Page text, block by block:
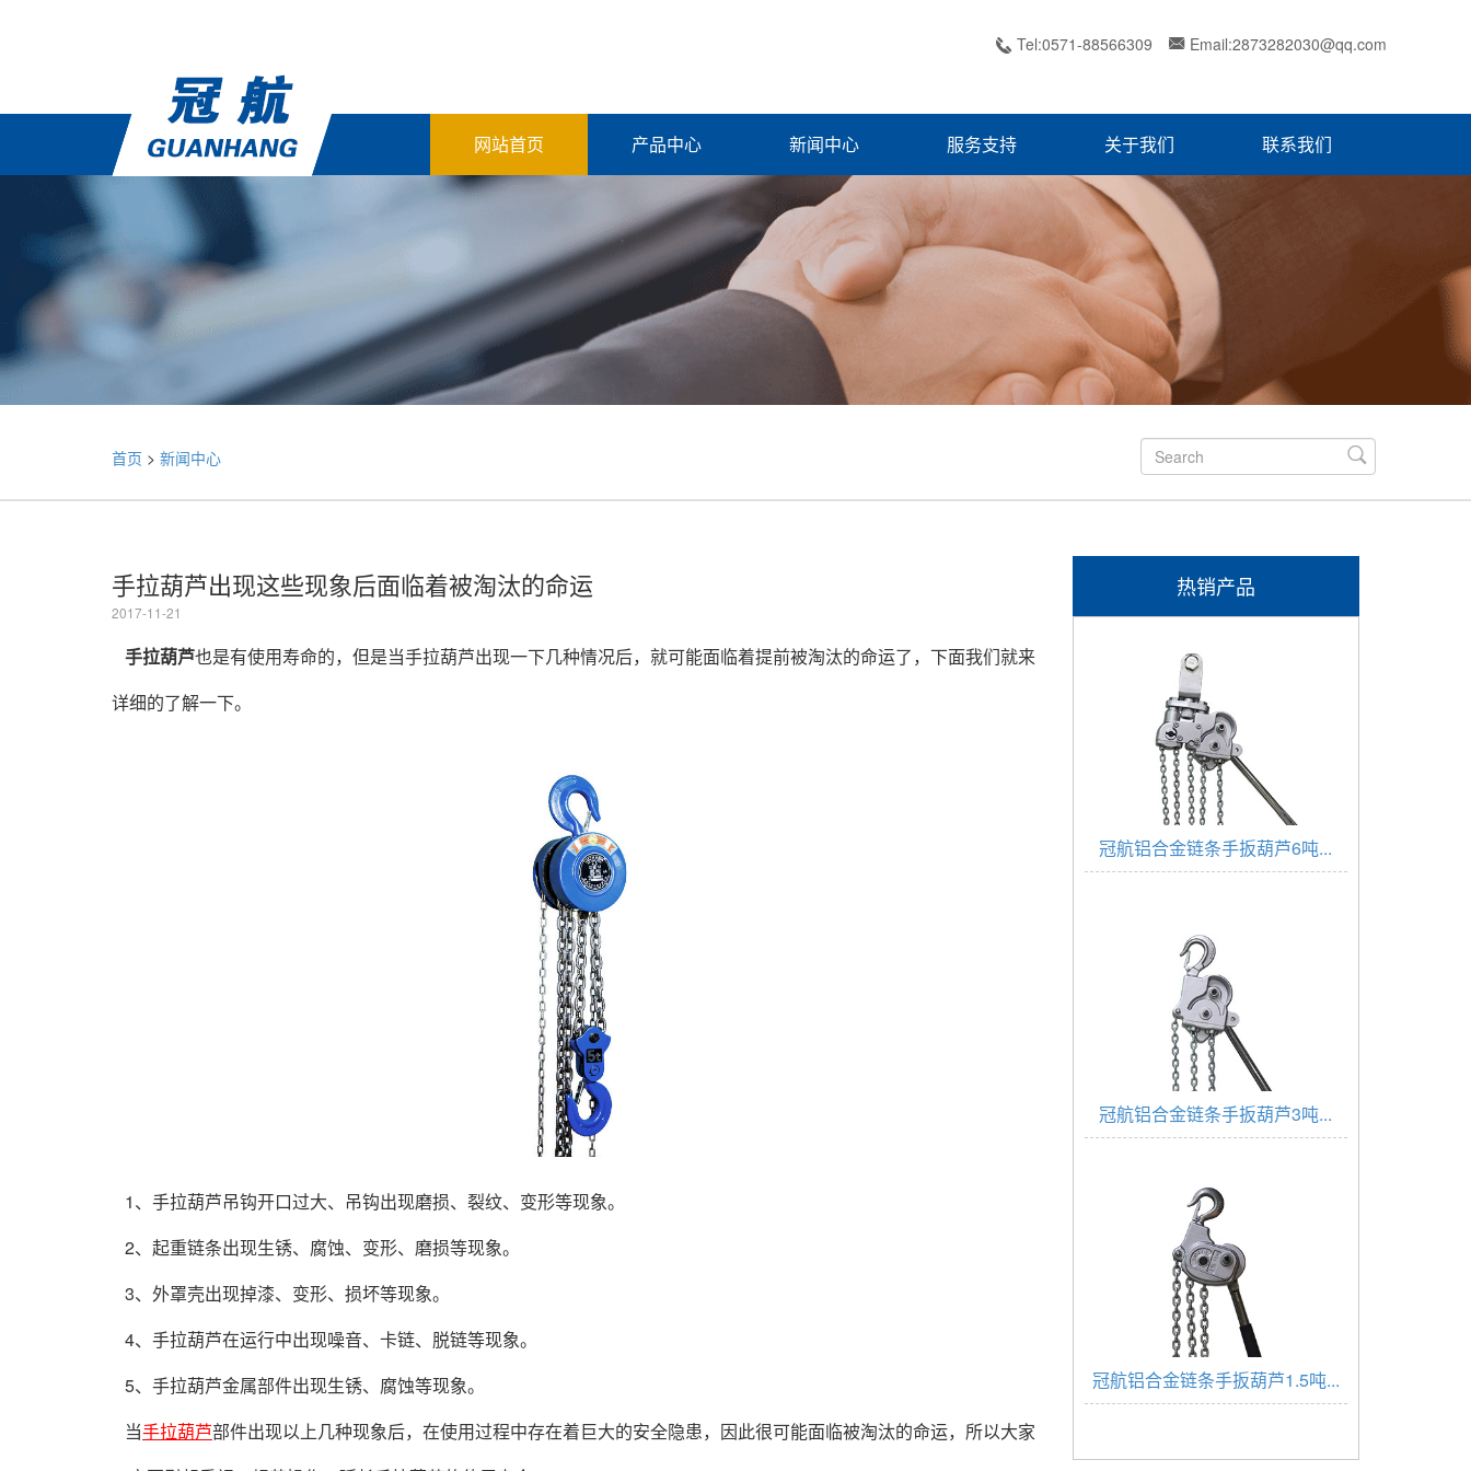
 Tel:0571-88566309  Email:2873282030@qq.com
网站首页 产品中心 新闻中心 服务支持 关于我们 联系我们
首页 > 新闻中心 
手拉葫芦出现这些现象后面临着被淘汰的命运
2017-11-21
手拉葫芦也是有使用寿命的，但是当手拉葫芦出现一下几种情况后，就可能面临着提前被淘汰的命运了，下面我们就来
详细的了解一下。
1、手拉葫芦吊钩开口过大、吊钩出现磨损、裂纹、变形等现象。
2、起重链条出现生锈、腐蚀、变形、磨损等现象。
3、外罩壳出现掉漆、变形、损坏等现象。
4、手拉葫芦在运行中出现噪音、卡链、脱链等现象。
5、手拉葫芦金属部件出现生锈、腐蚀等现象。
当手拉葫芦部件出现以上几种现象后，在使用过程中存在着巨大的安全隐患，因此很可能面临被淘汰的命运，所以大家
热销产品
冠航铝合金链条手扳葫芦6吨...
冠航铝合金链条手扳葫芦3吨...
冠航铝合金链条手扳葫芦1.5吨...